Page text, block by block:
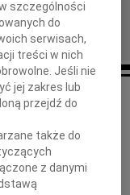
Zielińskiej
z powodu śmierci
szczególności
do
serwisach,
treści w nich
Jeśli nie
jej zakres lub
przejdź do
także do
z danymi